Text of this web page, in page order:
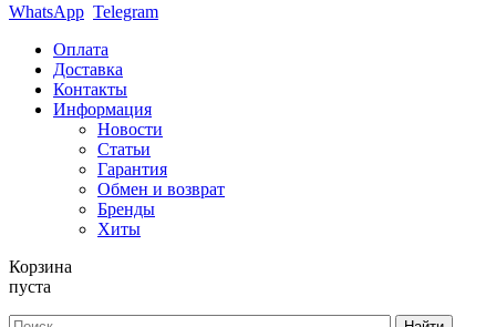
WhatsApp Telegram
Оплата
Доставка
Контакты
Информация
Новости
Статьи
Гарантия
Обмен и возврат
Бренды
Хиты
Корзина
пуста